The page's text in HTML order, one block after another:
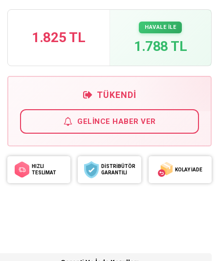
1.825 TL
HAVALE İLE
1.788 TL
TÜKENDI
GELINCE HABER VER
HIZLI
TESLİMAT
DİSTRİBÜTÖR
GARANTİLİ
KOLAY İADE